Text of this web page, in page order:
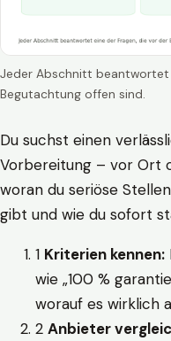
Jeder Abschnitt beantwortet
Begutachtung offen sind.
Du suchst einen
Vorbereitung – vor Ort
woran du seriöse
gibt und wie du sofort
1 Kriterien kennen:
wie „100 %
worauf es wirklich
2 Anbieter